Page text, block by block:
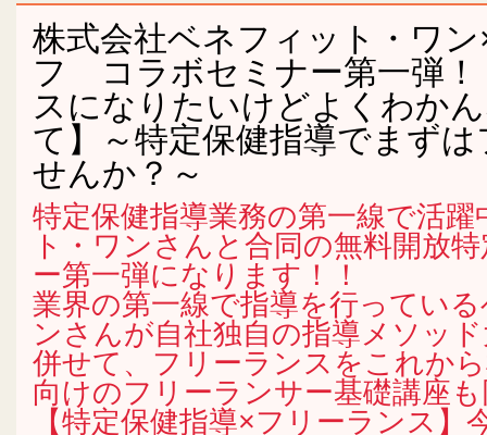
株式会社ベネフィット・ワ
フ コラボセミナー第一弾
スになりたいけどよくわか
て】～特定保健指導でまず
せんか？～
特定保健指導業務の第一線で活
ト・ワンさんと合同の無料開放
ー第一弾になります！！
業界の第一線で指導を行ってい
ンさんが自社独自の指導メソッ
併せて、フリーランスをこれか
向けのフリーランサー基礎講座
【特定保健指導×フリーランス】